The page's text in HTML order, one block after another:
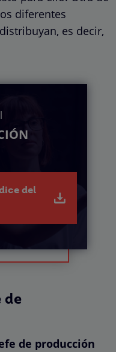
diferentes
es decir,
del
de
de producción